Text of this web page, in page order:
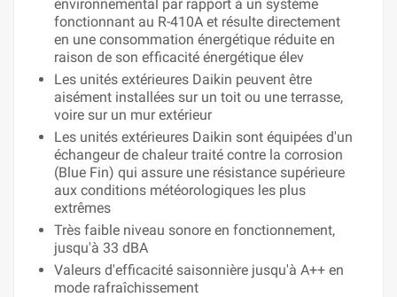
environnemental par rapport à un système
fonctionnant au R-410A et résulte directement
en une consommation énergétique réduite en
raison de son efficacité énergétique élev
Les unités extérieures Daikin peuvent être
aisément installées sur un toit ou une terrasse,
voire sur un mur extérieur
Les unités extérieures Daikin sont équipées d'un
échangeur de chaleur traité contre la corrosion
(Blue Fin) qui assure une résistance supérieure
aux conditions météorologiques les plus
extrêmes
Très faible niveau sonore en fonctionnement,
jusqu'à 33 dBA
Valeurs d'efficacité saisonnière jusqu'à A++ en
mode rafraîchissement